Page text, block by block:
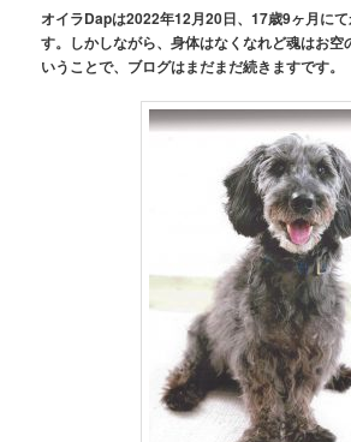
オイラDapは2022年12月20日、17歳9ヶ月に
す。しかしながら、身体はなくなれど魂はお空
いうことで、ブログはまだまだ続きますです。